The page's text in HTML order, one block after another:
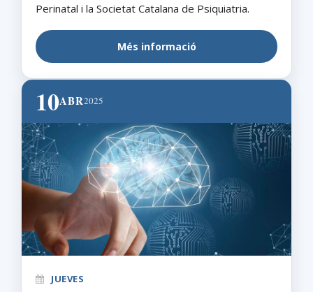
Perinatal i la Societat Catalana de Psiquiatria.
Més informació
10ABR2025
JUEVES